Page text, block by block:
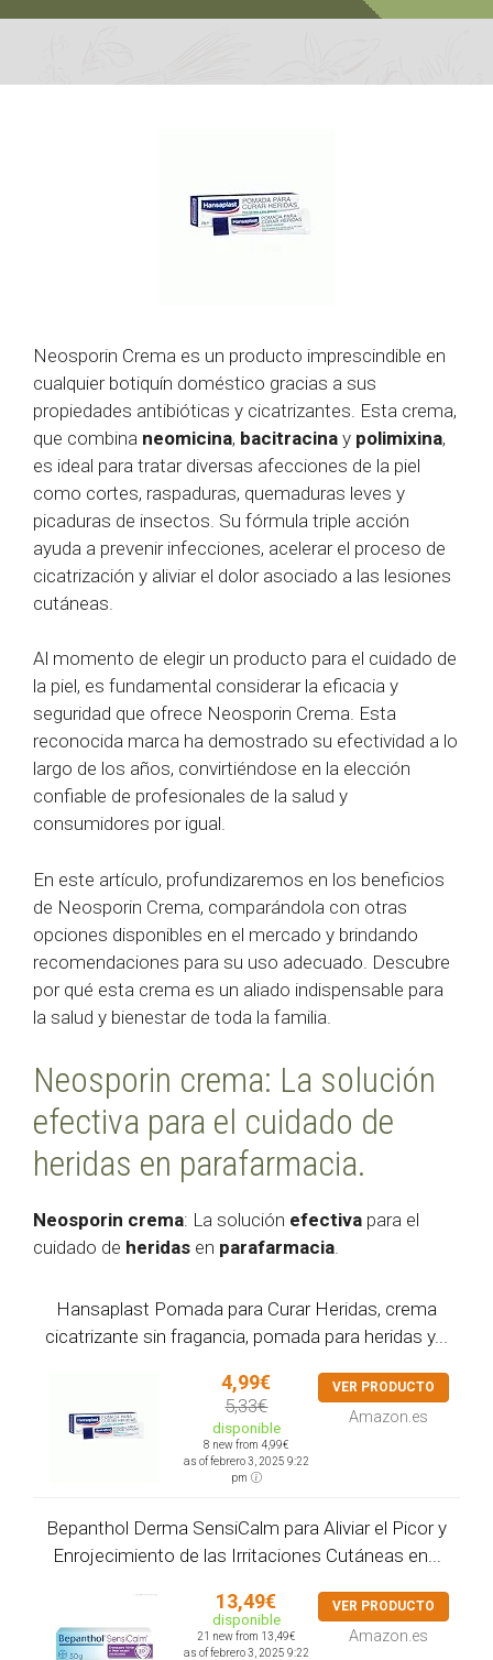
Neosporin Crema es un producto imprescindible en
cualquier botiquín doméstico gracias a sus
propiedades antibióticas y cicatrizantes. Esta crema,
que combina neomicina, bacitracina y polimixina,
es ideal para tratar diversas afecciones de la piel
como cortes, raspaduras, quemaduras leves y
picaduras de insectos. Su fórmula triple acción
ayuda a prevenir infecciones, acelerar el proceso de
cicatrización y aliviar el dolor asociado a las lesiones
cutáneas.
Al momento de elegir un producto para el cuidado de
la piel, es fundamental considerar la eficacia y
seguridad que ofrece Neosporin Crema. Esta
reconocida marca ha demostrado su efectividad a lo
largo de los años, convirtiéndose en la elección
confiable de profesionales de la salud y
consumidores por igual.
En este artículo, profundizaremos en los beneficios
de Neosporin Crema, comparándola con otras
opciones disponibles en el mercado y brindando
recomendaciones para su uso adecuado. Descubre
por qué esta crema es un aliado indispensable para
la salud y bienestar de toda la familia.
Neosporin crema: La solución
efectiva para el cuidado de
heridas en parafarmacia.
Neosporin crema: La solución efectiva para el
cuidado de heridas en parafarmacia.
Hansaplast Pomada para Curar Heridas, crema
cicatrizante sin fragancia, pomada para heridas y...
4,99€
5,33€
disponible
8 new from 4,99€
as of febrero 3, 2025 9:22
pm
VER PRODUCTO
Amazon.es
Bepanthol Derma SensiCalm para Aliviar el Picor y
Enrojecimiento de las Irritaciones Cutáneas en...
13,49€
disponible
21 new from 13,49€
as of febrero 3, 2025 9:22
VER PRODUCTO
Amazon.es